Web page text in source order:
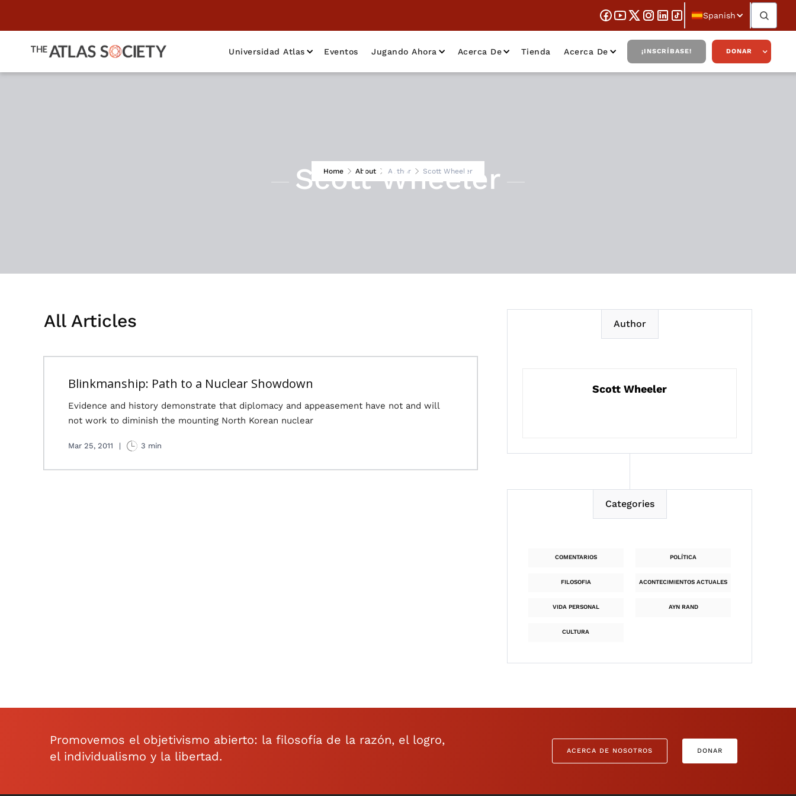
Spanish
Universidad Atlas Eventos Jugando Ahora Acerca De Tienda Acerca De ¡INSCRÍBASE! DONAR
Home About Author Scott Wheeler
Scott Wheeler
All Articles
Blinkmanship: Path to a Nuclear Showdown
Evidence and history demonstrate that diplomacy and appeasement have not and will
not work to diminish the mounting North Korean nuclear
Mar 25, 2011 | 3 min
Author
Scott Wheeler
Categories
COMENTARIOS POLÍTICA
FILOSOFIA ACONTECIMIENTOS ACTUALES
VIDA PERSONAL AYN RAND
CULTURA
Promovemos el objetivismo abierto: la filosofía de la razón, el logro,
el individualismo y la libertad.
ACERCA DE NOSOTROS DONAR